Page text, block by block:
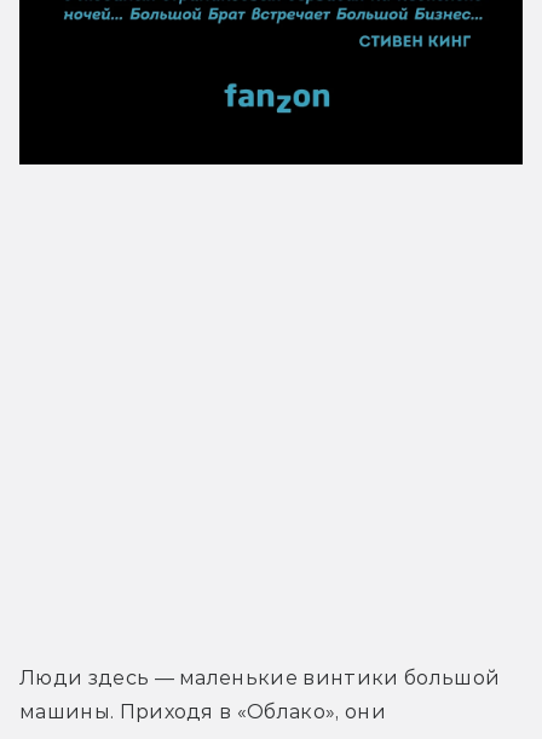
Люди здесь — маленькие винтики большой
машины. Приходя в «Облако», они